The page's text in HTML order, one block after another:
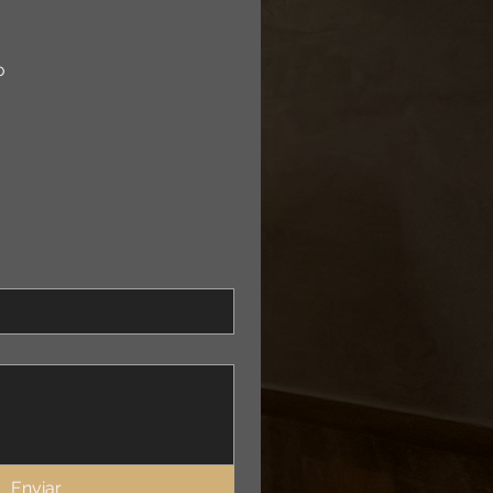
Enviar